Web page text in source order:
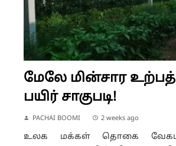
மேலே மின்சார
பயிர் சாகுபடி!
PACHAI BOOMI 2 weeks ago
உலக மக்கள் தொகை